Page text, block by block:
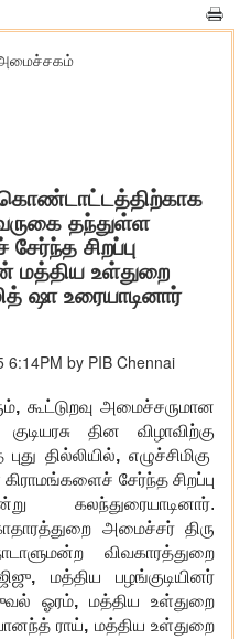
கொண்டாட்டத்திற்காக
தந்துள்ள
சிறப்பு
மத்திய உள்துறை
ஷா உரையாடினார்
6:14PM by PIB Chennai
, கூட்டுறவு அமைச்சருமான
தின விழாவிற்கு
தில்லியில்,எழுச்சிமிகு
சேர்ந்த சிறப்பு
கலந்துரையாடினார்.
அமைச்சர் திரு
விவகாரத்துறை
, மத்திய பழங்குடியினர்
ஓரம், மத்திய உள்துறை
ராய், மத்திய உள்துறை